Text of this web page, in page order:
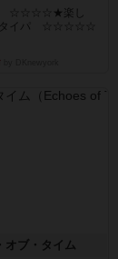
☆☆☆☆★楽し
イパ ☆☆☆☆☆
オブ・タイム